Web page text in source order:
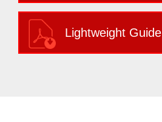
Lightweight Guide